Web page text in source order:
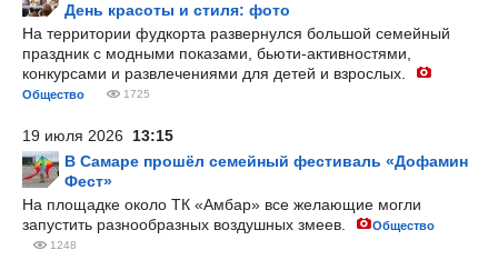
День красоты и стиля: фото
На территории фудкорта развернулся большой семейный
праздник с модными показами, бьюти-активностями,
конкурсами и развлечениями для детей и взрослых.
Общество 1725
19 июля 2026 13:15
В Самаре прошёл семейный фестиваль «Дофамин
Фест»
На площадке около ТК «Амбар» все желающие могли
запустить разнообразных воздушных змеев.
Общество
1248